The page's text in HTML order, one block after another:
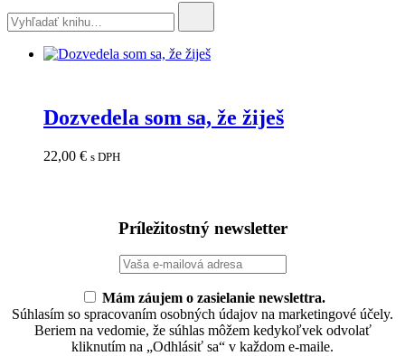
for:
Dozvedela som sa, že žiješ
22,00 € s DPH
Príležitostný newsletter
Mám záujem o zasielanie newslettra.
Súhlasím so spracovaním osobných údajov na marketingové účely.
Beriem na vedomie, že súhlas môžem kedykoľvek odvolať
kliknutím na „Odhlásiť sa“ v každom e-maile.